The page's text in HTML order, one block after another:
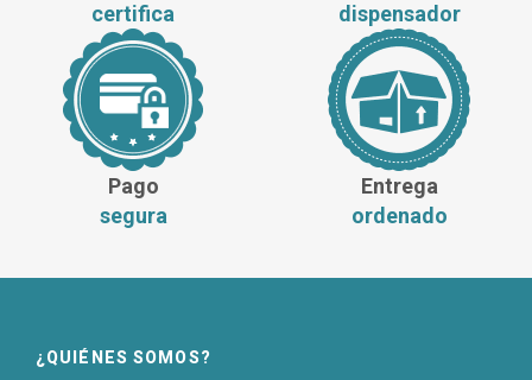
certifica
dispensador
Pago
segura
Entrega
ordenado
¿QUIÉNES SOMOS?